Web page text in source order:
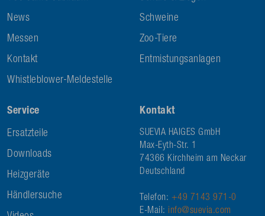
News
Messen
Kontakt
Whistleblower-Meldestelle
Schweine
Zoo-Tiere
Entmistungsanlagen
Service
Ersatzteile
Downloads
Heizgeräte
Händlersuche
Kontakt
SUEVIA HAIGES GmbH
Max-Eyth-Str. 1
74366 Kirchheim am Neckar
Deutschland
Telefon: +49 7143 971-0
E-Mail: info@suevia.com